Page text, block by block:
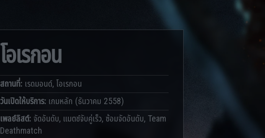
โอเรกอน
สถานที่: เรดมอนด์, โอเรกอน
วันเปิดให้บริการ: เกมหลัก (ธันวาคม 2558)
เพลย์ลิสต์:จัดอันดับ, แมตช์จับคู่เร็ว, ซ้อมจัดอันดับ, Team
Deathmatch